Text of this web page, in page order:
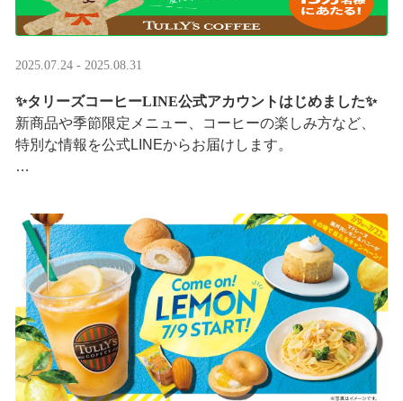
2025.07.24 - 2025.08.31
✨タリーズコーヒーLINE公式アカウントはじめました✨
新商品や季節限定メニュー、コーヒーの楽しみ方など、
特別な情報を公式LINEからお届けします。
···